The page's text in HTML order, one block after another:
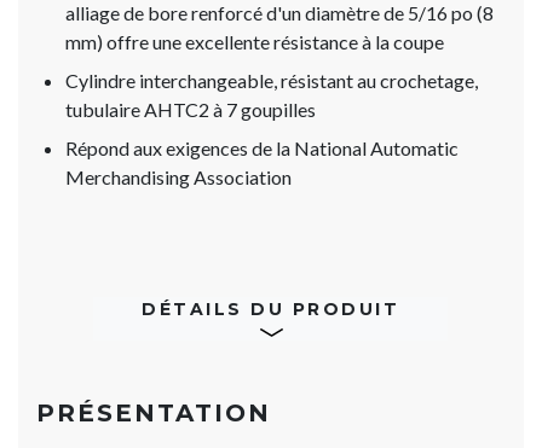
alliage de bore renforcé d'un diamètre de 5/16 po (8
mm) offre une excellente résistance à la coupe
Cylindre interchangeable, résistant au crochetage,
tubulaire AHTC2 à 7 goupilles
Répond aux exigences de la National Automatic
Merchandising Association
DÉTAILS DU PRODUIT
PRÉSENTATION